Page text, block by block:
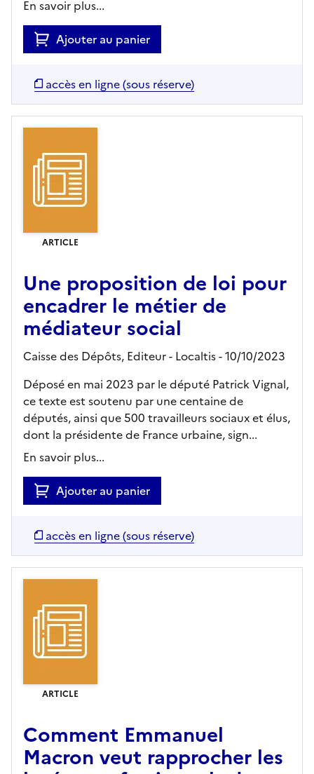
En savoir plus...
Ajouter au panier
accès en ligne (sous réserve)
ARTICLE
Une proposition de loi pour
encadrer le métier de
médiateur social
Caisse des Dépôts, Editeur- Localtis- 10/10/2023
Déposé en mai 2023 par le député Patrick Vignal,
ce texte est soutenu par une centaine de
députés, ainsi que 500 travailleurs sociaux et élus,
dont la présidente de France urbaine, sign...
En savoir plus...
Ajouter au panier
accès en ligne (sous réserve)
ARTICLE
Comment Emmanuel
Macron veut rapprocher les